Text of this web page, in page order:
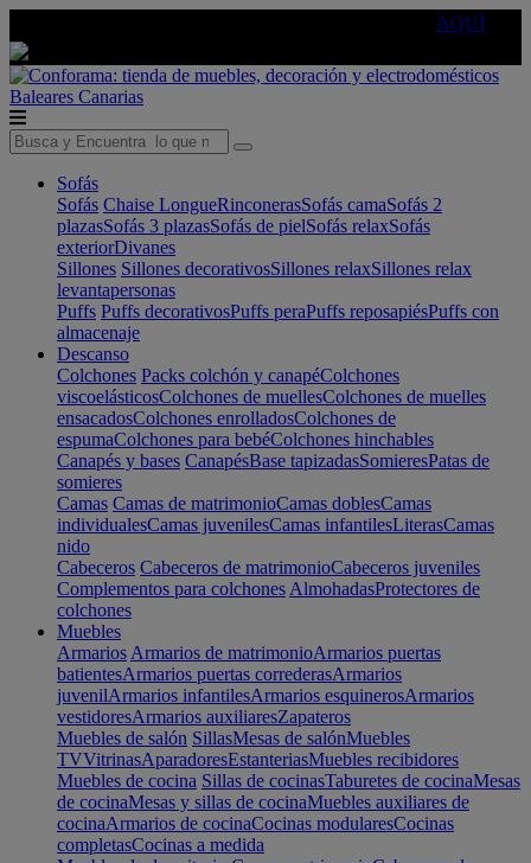
AQUÍ
Baleares Canarias
Sofás
Sofás Chaise LongueRinconerasSofás camaSofás 2
plazasSofás 3 plazasSofás de pielSofás relaxSofás
exteriorDivanes
Sillones Sillones decorativosSillones relaxSillones relax
levantapersonas
Puffs Puffs decorativosPuffs peraPuffs reposapiésPuffs con
almacenaje
Descanso
Colchones Packs colchón y canapéColchones
viscoelásticosColchones de muellesColchones de muelles
ensacadosColchones enrolladosColchones de
espumaColchones para bebéColchones hinchables
Canapés y bases CanapésBase tapizadasSomieresPatas de
somieres
Camas Camas de matrimonioCamas doblesCamas
individualesCamas juvenilesCamas infantilesLiterasCamas
nido
Cabeceros Cabeceros de matrimonioCabeceros juveniles
Complementos para colchones AlmohadasProtectores de
colchones
Muebles
Armarios Armarios de matrimonioArmarios puertas
batientesArmarios puertas correderasArmarios
juvenilArmarios infantilesArmarios esquinerosArmarios
vestidoresArmarios auxiliaresZapateros
Muebles de salón SillasMesas de salónMuebles
TVVitrinasAparadoresEstanteriasMuebles recibidores
Muebles de cocina Sillas de cocinasTaburetes de cocinaMesas
de cocinaMesas y sillas de cocinaMuebles auxiliares de
cocinaArmarios de cocinaCocinas modularesCocinas
completasCocinas a medida